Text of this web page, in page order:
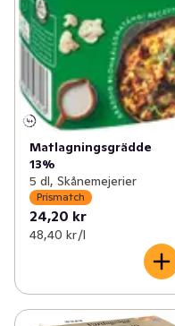
Matlagningsgrädde
13%
5 dl, Skånemejerier
Prismatch
24,20 kr
48,40 kr /l